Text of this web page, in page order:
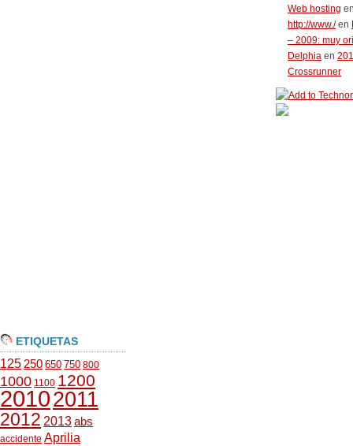
ETIQUETAS
125 250 650 750 800
1000 1100 1200
20102011
2012 2013abs
accidente Aprilia
Web hosting
http://www./en
– 2009: muy
Delphia en
Crossrunner